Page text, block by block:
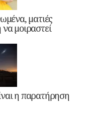
ματιές
μοιραστεί
η παρατήρηση